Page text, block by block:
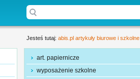
Jesteś tutaj: abis.pl artykuły biurowe i szkolne
art. papiernicze
wyposażenie szkolne